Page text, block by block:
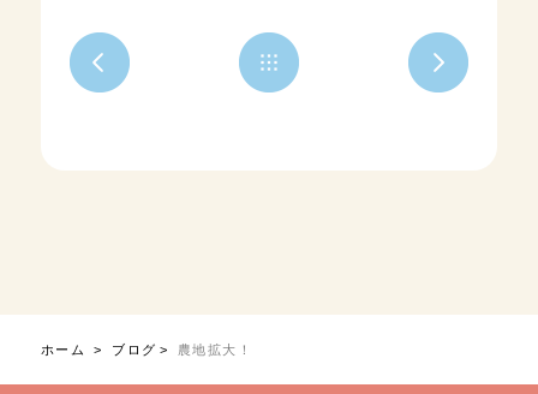
ホーム ブログ 農地拡大！